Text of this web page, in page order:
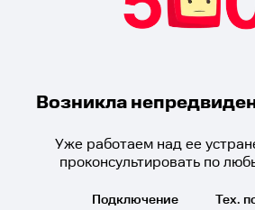
Возникла
Уже работаем над ее
проконсультировать по
Подключение Тех.